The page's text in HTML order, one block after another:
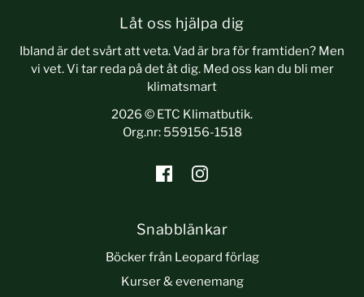
Låt oss hjälpa dig
Ibland är det svårt att veta. Vad är bra för framtiden? Men
vi vet. Vi tar reda på det åt dig. Med oss kan du bli mer
klimatsmart
2026 © ETC Klimatbutik.
Org.nr: 559156-1518
Snabblänkar
Böcker från Leopard förlag
Kurser & evenemang